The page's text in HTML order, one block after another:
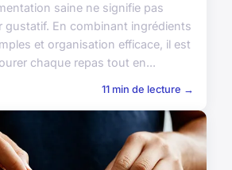
saine ne signifie pas
gustatif. En combinant ingrédients
et organisation efficace, il est
chaque repas tout en...
11 min de lecture →